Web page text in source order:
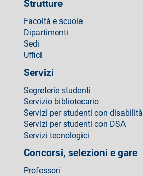
Strutture
Facoltà e scuole
Dipartimenti
Sedi
Uffici
Servizi
Segreterie studenti
Servizio bibliotecario
Servizi per studenti con disabilità
Servizi per studenti con DSA
Servizi tecnologici
Concorsi, selezioni e gare
Professori